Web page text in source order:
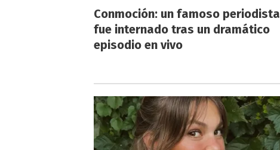
Conmoción: un famoso periodista
fue internado tras un dramático
episodio en vivo